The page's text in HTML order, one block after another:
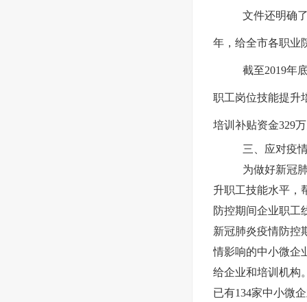
文件还明确
年，给全市各职业
截至2019年
职工岗位技能提升
培训补贴资金329
三、应对疫
为做好新冠
升职工技能水平，
防控期间企业职工
新冠肺炎疫情防控
情影响的中小微企
给企业和培训机构
已有134家中小微